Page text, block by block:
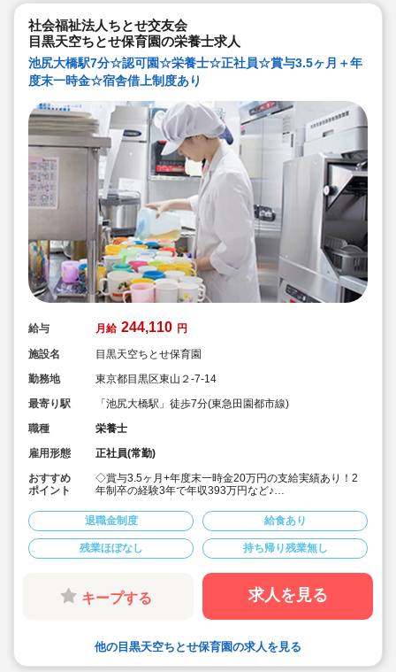
研修で教えるだけでなく、先輩スタッフが日々丁寧にフ
ォローします♪
社会福祉法人ちとせ交友会
目黒天空ちとせ保育園の栄養士求人
池尻大橋駅7分☆認可園☆栄養士☆正社員☆賞与3.5ヶ月＋年
度末一時金☆宿舎借上制度あり
給与 月給 244,110 円
施設名
目黒天空ちとせ保育園
勤務地
東京都目黒区東山２-7-14
最寄り駅
「池尻大橋駅」徒歩7分(東急田園都市線)
職種
栄養士
雇用形態
正社員(常勤)
おすすめ
ポイント
◇賞与3.5ヶ月+年度末一時金20万円の支給実績あり！2
年制卒の経験3年で年収393万円など♪
給255,880円）
◇安定した大手社会福祉法人のお仕事です
◇有給休暇(初年度10日)とは別に、入社後すぐに使える
リフレッシュ休暇を6日付与！
◇職員配置も多く、お休みが取りやすいです
◇宿舎借り上げ制度利用可◎(家族同居OK）
◇積立金・退職共済など、将来の備えも万全
事にした保育を実践しています。
◇家庭や地域にもひらけた、第ニの「home」を目指し
て、明るく親しみのある園運営を心がけている法人で
退職金制度 給食あり
残業ほぼなし 持ち帰り残業無し
キープする 求人を見る
他の目黒天空ちとせ保育園の求人を見る